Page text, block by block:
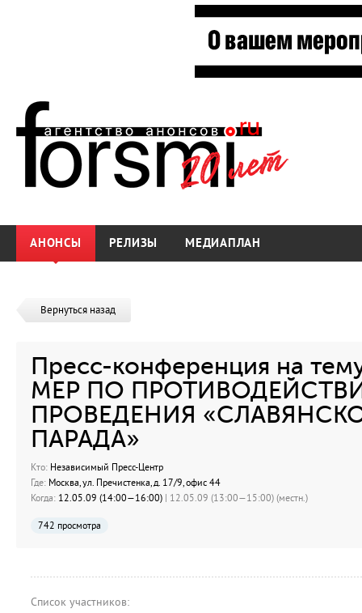
АНОНСЫ РЕЛИЗЫ МЕДИАПЛАН
Вернуться назад
Пресс-конференция на
МЕР ПО
ПРОВЕДЕНИЯ
ПАРАДА»
Кто: Независимый Пресс-Центр
Где: Москва, ул. Пречистенка, д. 17/9, офис 44
Когда: 12.05.09 (14:00—16:00) | 12.05.09 (13:00—15:00) (местн.)
742 просмотра
Список участников: